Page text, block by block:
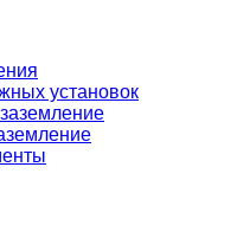
установок